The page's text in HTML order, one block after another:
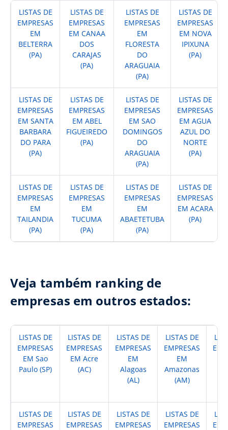
LISTAS DE
EMPRESAS
EM
BELTERRA
(PA)
LISTAS DE
EMPRESAS
EM CANAA
DOS
CARAJAS
(PA)
LISTAS DE
EMPRESAS
EM
FLORESTA
DO
ARAGUAIA
(PA)
LISTAS DE
EMPRESAS
EM NOVA
IPIXUNA
(PA)
LISTAS DE
EMPRESAS
EM SANTA
BARBARA
DO PARA
(PA)
LISTAS DE
EMPRESAS
EM ABEL
FIGUEIREDO
(PA)
LISTAS DE
EMPRESAS
EM SAO
DOMINGOS
DO
ARAGUAIA
(PA)
LISTAS DE
EMPRESAS
EM AGUA
AZUL DO
NORTE
(PA)
LISTAS DE
EMPRESAS
EM
TAILANDIA
(PA)
LISTAS DE
EMPRESAS
EM
TUCUMA
(PA)
LISTAS DE
EMPRESAS
EM
ABAETETUBA
(PA)
LISTAS DE
EMPRESAS
EM ACARA
(PA)
Veja também ranking de
empresas em outros estados:
LISTAS DE
EMPRESAS
EM Sao
Paulo (SP)
LISTAS DE
EMPRESAS
EM Acre
(AC)
LISTAS DE
EMPRESAS
EM
Alagoas
(AL)
LISTAS DE
EMPRESAS
EM
Amazonas
(AM)
LISTAS DE
EMPRESAS
LISTAS DE
EMPRESAS
LISTAS DE
EMPRESAS
LISTAS DE
EMPRESAS